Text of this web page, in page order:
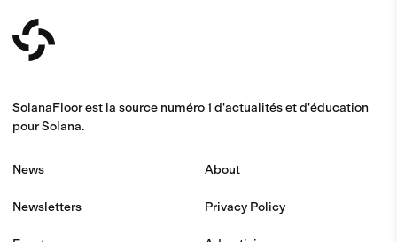
SolanaFloor est la source numéro 1 d'actualités et d'éducation
pour Solana.
News
Newsletters
About
Privacy Policy